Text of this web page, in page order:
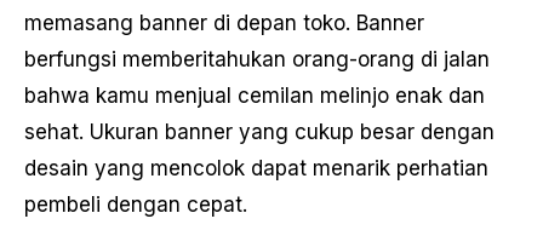
memasang banner di depan toko. Banner
berfungsi memberitahukan orang-orang di jalan
bahwa kamu menjual cemilan melinjo enak dan
sehat. Ukuran banner yang cukup besar dengan
desain yang mencolok dapat menarik perhatian
pembeli dengan cepat.